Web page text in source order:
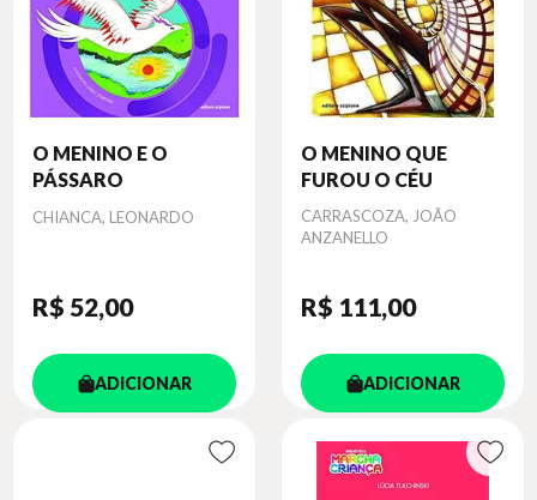
O MENINO E O
PÁSSARO
Autor
CHIANCA, LEONARDO
R$ 52,00
ADICIONAR
O MENINO QUE
FUROU O CÉU
Autor
CARRASCOZA, JOÃO
ANZANELLO
R$ 111,00
ADICIONAR